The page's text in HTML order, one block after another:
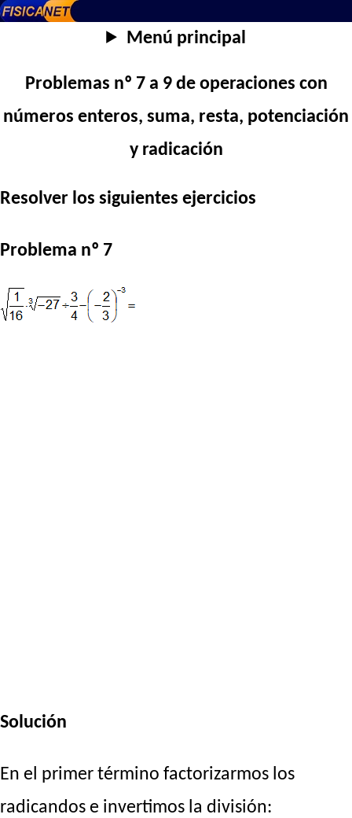
Menú principal
Problemas nº 7 a 9 de operaciones con
números enteros, suma, resta, potenciación
y radicación
Resolver los siguientes ejercicios
Problema nº 7
Solución
En el primer término factorizarmos los
radicandos e invertimos la división: